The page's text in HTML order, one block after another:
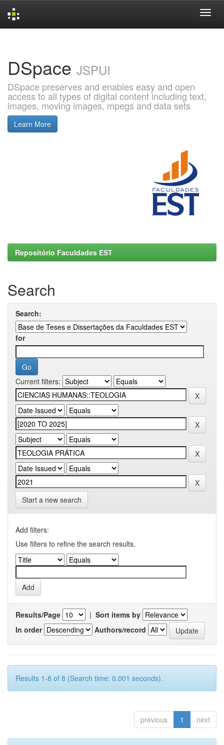
DSpace JSPUI
DSpace preserves and enables easy and open
access to all types of digital content including text,
images, moving images, mpegs and data sets
Learn More
Repositório Faculdades EST
Search
Search:
for
Current filters:
Start a new search
Add filters:
Use filters to refine the search results.
Results/Page | Sort items by
In order
Authors/record
Results 1-8 of 8 (Search time: 0.001 seconds).
previous 1 next